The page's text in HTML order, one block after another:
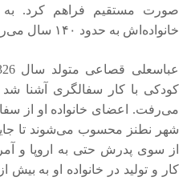
صورت مستقیم فراهم کرد. به
خانواده‌اش به حدود ۱۴۰ سال می‌رسد.
کودکی با کار سفالگری آشنا
می‌رفت. اعضای خانواده او از
شهر نطنز محسوب می‌شوند تا
از سوی پدرش حتی به اروپا و